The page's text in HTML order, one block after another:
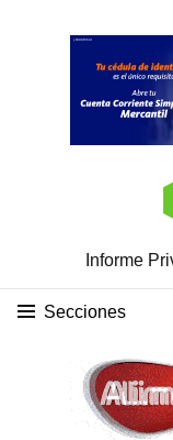
Informe
Secciones